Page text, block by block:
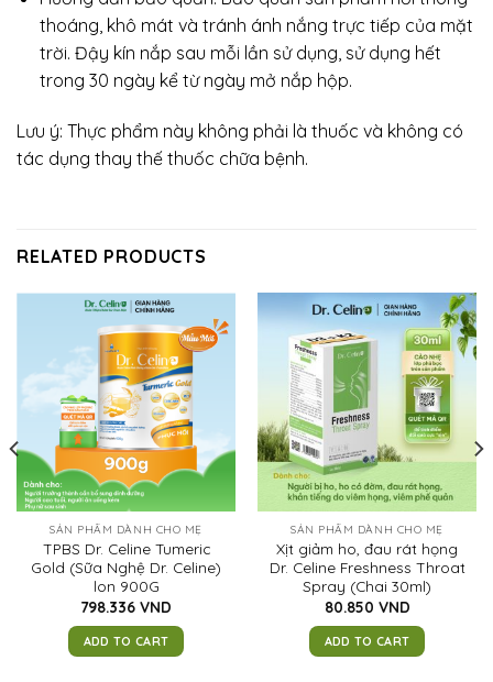
thoáng, khô mát và tránh ánh nắng trực tiếp của mặt
trời. Đậy kín nắp sau mỗi lần sử dụng, sử dụng hết
trong 30 ngày kể từ ngày mở nắp hộp.
Lưu ý: Thực phẩm này không phải là thuốc và không có
tác dụng thay thế thuốc chữa bệnh.
RELATED PRODUCTS
SẢN PHẨM DÀNH CHO MẸ
TPBS Dr. Celine Tumeric
Gold (Sữa Nghệ Dr. Celine)
lon 900G
798.336 VND
ADD TO CART
SẢN PHẨM DÀNH CHO MẸ
Xịt giảm ho, đau rát họng
Dr. Celine Freshness Throat
Spray (Chai 30ml)
80.850 VND
ADD TO CART